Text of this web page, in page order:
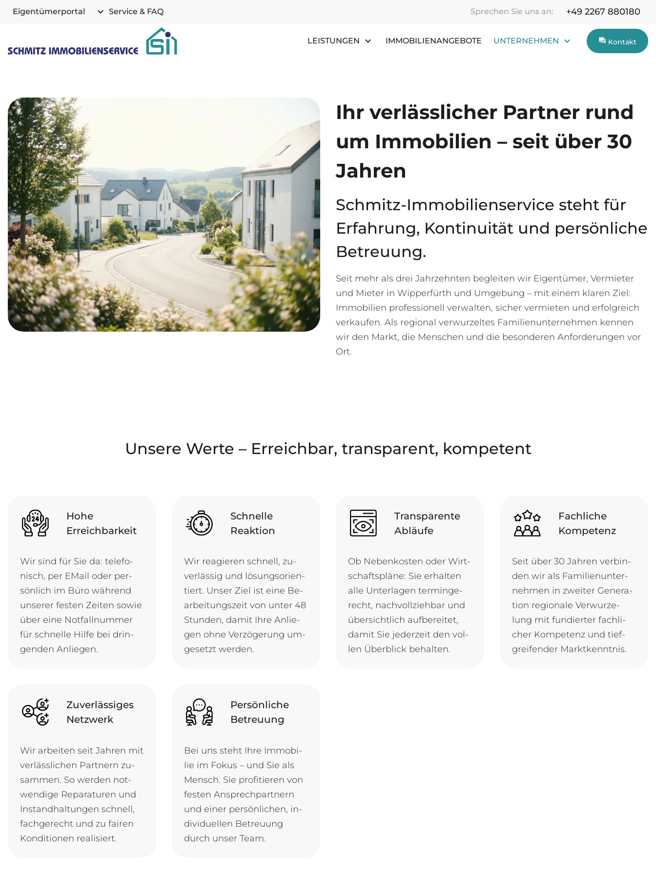
Navigation überspringen
Eigentümerportal Service & FAQ Sprechen Sie uns an: +49 2267 880180
LEISTUNGEN IMMOBILIENANGEBOTE UNTERNEHMEN Kontakt
Ihr verlässlicher Partner rund
um Immobilien – seit über 30
Jahren
Schmitz-Immobilienservice steht für
Erfahrung, Kontinuität und persönliche
Betreuung.
Seit mehr als drei Jahrzehnten begleiten wir Eigentümer, Vermieter
und Mieter in Wipperfürth und Umgebung – mit einem klaren Ziel:
Immobilien professionell verwalten, sicher vermieten und erfolgreich
verkaufen. Als regional verwurzeltes Familienunternehmen kennen
wir den Markt, die Menschen und die besonderen Anforderungen vor
Ort.
Unsere Werte – Erreichbar, transparent, kompetent
Hohe
Erreichbarkeit
Wir sind für Sie da: te­le­fo­
nisch, per E­Mail o­der per­
sön­lich im Bü­ro wäh­rend
un­se­rer fes­ten Zei­ten so­wie
ü­ber ei­ne Not­fall­num­mer
für schnel­le Hil­fe bei drin­
gen­den Anliegen.
Schnelle
Reaktion
Wir re­a­gie­ren schnell, zu­
ver­läs­sig und lö­sungs­ori­en­
tiert. Un­ser Ziel ist ei­ne Be­
ar­bei­tungs­zeit von un­ter 48
Stun­den, da­mit Ih­re An­lie­
gen oh­ne Ver­zö­ge­rung um­
ge­setzt werden.
Transparente
Abläufe
Ob Ne­ben­kos­ten o­der Wirt­
schafts­plä­ne: Sie er­hal­ten
al­le Un­ter­la­gen ter­min­ge­
recht, nach­voll­zie­hbar und
ü­ber­sicht­lich auf­be­rei­tet,
da­mit Sie je­der­zeit den vol­
len Ü­ber­blick behalten.
Fachliche
Kompetenz
Seit ü­ber 30 Jah­ren ver­bin­
den wir als Fa­mi­li­en­un­ter­
neh­men in zwei­ter Ge­ne­ra­
ti­on re­gi­o­na­le Ver­wur­ze­
lung mit fun­dier­ter fach­li­
cher Kom­pe­tenz und tief­
grei­fen­der Marktkenntnis.
Zuverlässiges
Netzwerk
Wir ar­bei­ten seit Jah­ren mit
ver­läss­li­chen Part­nern zu­
sam­men. So wer­den not­
wen­di­ge Re­pa­ra­tu­ren und
In­stand­hal­tun­gen schnell,
fach­ge­recht und zu fai­ren
Kon­di­ti­o­nen realisiert.
Persönliche
Betreuung
Bei uns steht Ih­re Im­mo­bi­
lie im Fo­kus – und Sie als
Mensch. Sie pro­fi­tie­ren von
fes­ten An­sprech­part­nern
und ei­ner per­sön­li­chen, in­
di­vi­du­el­len Be­treu­ung
durch un­ser Team.